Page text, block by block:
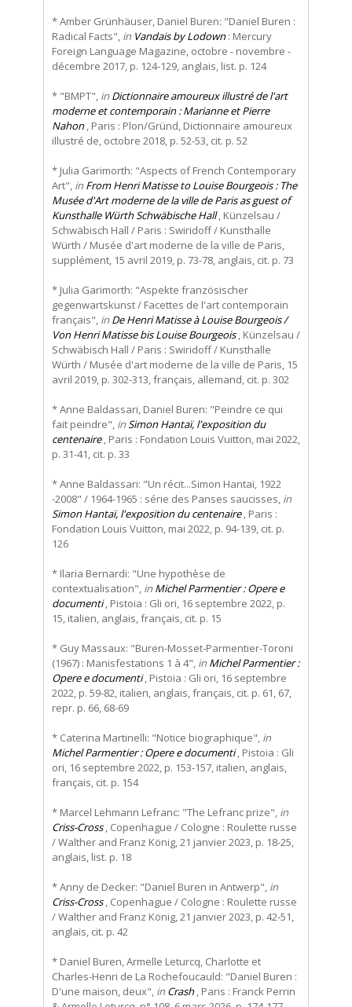
* Amber Grünhäuser, Daniel Buren: "Daniel Buren :
Radical Facts", in Vandais by Lodown: Mercury
Foreign Language Magazine, octobre - novembre -
décembre 2017, p. 124-129, anglais, list. p. 124
* "BMPT", in Dictionnaire amoureux illustré de l'art
moderne et contemporain : Marianne et Pierre
Nahon, Paris : Plon/Gründ, Dictionnaire amoureux
illustré de, octobre 2018, p. 52-53, cit. p. 52
* Julia Garimorth: "Aspects of French Contemporary
Art", in From Henri Matisse to Louise Bourgeois : The
Musée d'Art moderne de la ville de Paris as guest of
Kunsthalle Würth Schwäbische Hall, Künzelsau /
Schwäbisch Hall / Paris : Swiridoff / Kunsthalle
Würth / Musée d'art moderne de la ville de Paris,
supplément, 15 avril 2019, p. 73-78, anglais, cit. p. 73
* Julia Garimorth: "Aspekte französischer
gegenwartskunst / Facettes de l'art contemporain
français", in De Henri Matisse à Louise Bourgeois /
Von Henri Matisse bis Louise Bourgeois, Künzelsau /
Schwäbisch Hall / Paris : Swiridoff / Kunsthalle
Würth / Musée d'art moderne de la ville de Paris, 15
avril 2019, p. 302-313, français, allemand, cit. p. 302
* Anne Baldassari, Daniel Buren: "Peindre ce qui
fait peindre", inSimon Hantaï, l'exposition du
centenaire, Paris : Fondation Louis Vuitton, mai 2022,
p. 31-41, cit. p. 33
* Anne Baldassari: "Un récit...Simon Hantaï, 1922
-2008" / 1964-1965 : série des Panses saucisses, in
Simon Hantaï, l'exposition du centenaire, Paris :
Fondation Louis Vuitton, mai 2022, p. 94-139, cit. p.
126
* Ilaria Bernardi: "Une hypothèse de
contextualisation", in Michel Parmentier : Opere e
documenti, Pistoia : Gli ori, 16 septembre 2022, p.
15, italien, anglais, français, cit. p. 15
* Guy Massaux: "Buren-Mosset-Parmentier-Toroni
(1967) : Manisfestations 1 à 4", in Michel Parmentier :
Opere e documenti, Pistoia : Gli ori, 16 septembre
2022, p. 59-82, italien, anglais, français, cit. p. 61, 67,
repr. p. 66, 68-69
* Caterina Martinelli: "Notice biographique", in
Michel Parmentier : Opere e documenti, Pistoia : Gli
ori, 16 septembre 2022, p. 153-157, italien, anglais,
français, cit. p. 154
* Marcel Lehmann Lefranc: "The Lefranc prize", in
Criss-Cross, Copenhague / Cologne : Roulette russe
/ Walther and Franz König, 21 janvier 2023, p. 18-25,
anglais, list. p. 18
* Anny de Decker: "Daniel Buren in Antwerp", in
Criss-Cross, Copenhague / Cologne : Roulette russe
/ Walther and Franz König, 21 janvier 2023, p. 42-51,
anglais, cit. p. 42
* Daniel Buren, Armelle Leturcq, Charlotte et
Charles-Henri de La Rochefoucauld: "Daniel Buren :
D'une maison, deux", in Crash, Paris : Franck Perrin